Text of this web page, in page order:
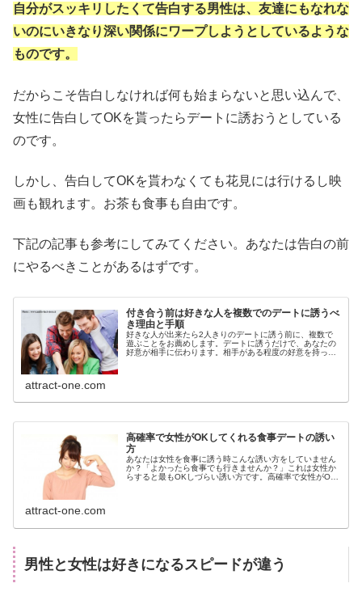
自分がスッキリしたくて告白する男性は、友達にもなれな
いのにいきなり深い関係にワープしようとしているような
ものです。
だからこそ告白しなければ何も始まらないと思い込んで、
女性に告白してOKを貰ったらデートに誘おうとしている
のです。
しかし、告白してOKを貰わなくても花見には行けるし映
画も観れます。お茶も食事も自由です。
下記の記事も参考にしてみてください。あなたは告白の前
にやるべきことがあるはずです。
付き合う前は好きな人を複数でのデートに誘うべ
き理由と手順
好きな人が出来たら2人きりのデートに誘う前に、複数で
遊ぶことをお薦めします。デートに誘うだけで、あなたの
好意が相手に伝わります。相手がある程度の好意を持って
attract-one.com
高確率で女性がOKしてくれる食事デートの誘い
方
あなたは女性を食事に誘う時こんな誘い方をしていません
か？「よかったら食事でも行きませんか？」これは女性か
らすると最もOKしづらい誘い方です。高確率で女性がOK
attract-one.com
男性と女性は好きになるスピードが違う